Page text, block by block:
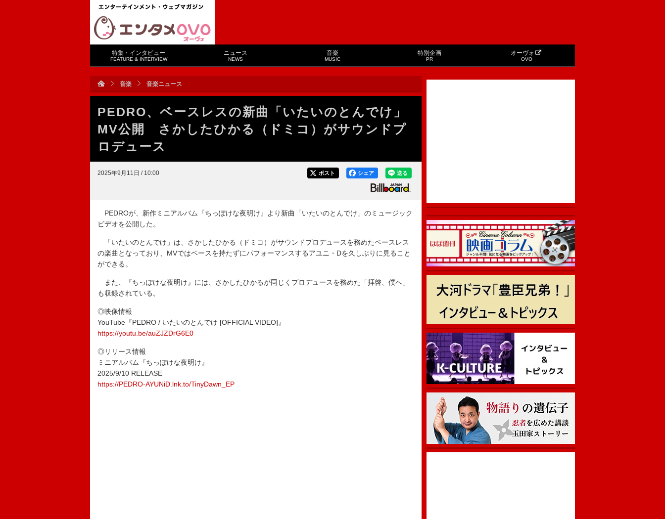
特集・インタビュー
FEATURE & INTERVIEW
ニュース
NEWS
音楽
MUSIC
特別企画
PR
オーヴォ
OVO
音楽 音楽ニュース
PEDRO、ベースレスの新曲「いたいのとんでけ」
MV公開 さかしたひかる（ドミコ）がサウンドプ
ロデュース
2025年9月11日 / 10:00 送る
シェア
ポスト
PEDROが、新作ミニアルバム『ちっぽけな夜明け』より新曲「いたいのとんでけ」のミュージック
ビデオを公開した。
「いたいのとんでけ」は、さかしたひかる（ドミコ）がサウンドプロデュースを務めたベースレス
の楽曲となっており、MVではベースを持たずにパフォーマンスするアユニ・Dを久しぶりに見ること
ができる。
また、『ちっぽけな夜明け』には、さかしたひかるが同じくプロデュースを務めた「拝啓、僕へ」
も収録されている。
◎映像情報
YouTube『PEDRO / いたいのとんでけ [OFFICIAL VIDEO]』
https://youtu.be/auZJZDrG6E0
◎リリース情報
ミニアルバム『ちっぽけな夜明け』
2025/9/10 RELEASE
https://PEDRO-AYUNiD.lnk.to/TinyDawn_EP